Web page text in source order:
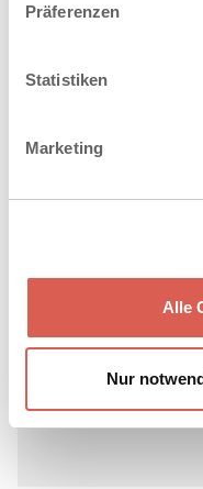
Präferenzen
Statistiken
Marketing
Alle
Nur
Übergänge in
Höherer